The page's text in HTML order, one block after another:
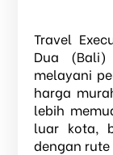
Travel
Dua
melayani
harga
lebih
luar kota,
dengan rute